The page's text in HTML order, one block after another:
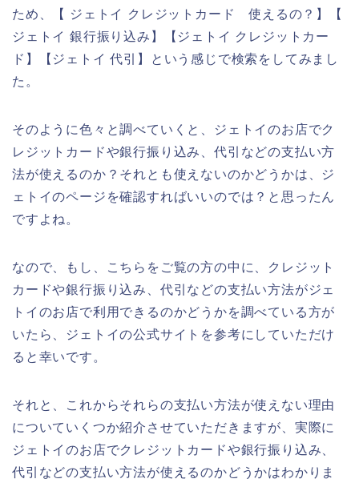
ため、【 ジェトイ クレジットカード 使えるの？】【
ジェトイ 銀行振り込み】【ジェトイ クレジットカー
ド】【ジェトイ 代引】という感じで検索をしてみまし
た。
そのように色々と調べていくと、ジェトイのお店でク
レジットカードや銀行振り込み、代引などの支払い方
法が使えるのか？それとも使えないのかどうかは、ジ
ェトイのページを確認すればいいのでは？と思ったん
ですよね。
なので、もし、こちらをご覧の方の中に、クレジット
カードや銀行振り込み、代引などの支払い方法がジェ
トイのお店で利用できるのかどうかを調べている方が
いたら、ジェトイの公式サイトを参考にしていただけ
ると幸いです。
それと、これからそれらの支払い方法が使えない理由
についていくつか紹介させていただきますが、実際に
ジェトイのお店でクレジットカードや銀行振り込み、
代引などの支払い方法が使えるのかどうかはわかりま